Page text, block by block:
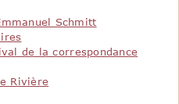
Schmitt
de la correspondance
Rivière